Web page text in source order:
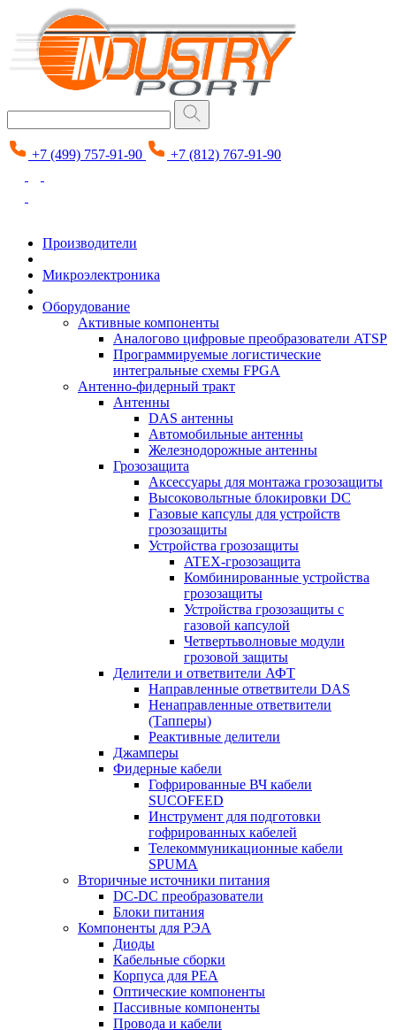
+7 (499) 757-91-90 +7 (812) 767-91-90
Производители
Микроэлектроника
Оборудование
Активные компоненты
Аналогово цифровые преобразователи ATSP
Программируемые логистические
интегральные схемы FPGA
Антенно-фидерный тракт
Антенны
DAS антенны
Автомобильные антенны
Железнодорожные антенны
Грозозащита
Аксессуары для монтажа грозозащиты
Высоковольтные блокировки DC
Газовые капсулы для устройств
грозозащиты
Устройства грозозащиты
ATEX-грозозащита
Комбинированные устройства
грозозащиты
Устройства грозозащиты с
газовой капсулой
Четвертьволновые модули
грозовой защиты
Делители и ответвители АФТ
Направленные ответвители DAS
Ненаправленные ответвители
(Тапперы)
Реактивные делители
Джамперы
Фидерные кабели
Гофрированные ВЧ кабели
SUCOFEED
Инструмент для подготовки
гофрированных кабелей
Телекоммуникационные кабели
SPUMA
Вторичные источники питания
DC-DC преобразователи
Блоки питания
Компоненты для РЭА
Диоды
Кабельные сборки
Корпуса для РЕА
Оптические компоненты
Пассивные компоненты
Провода и кабели